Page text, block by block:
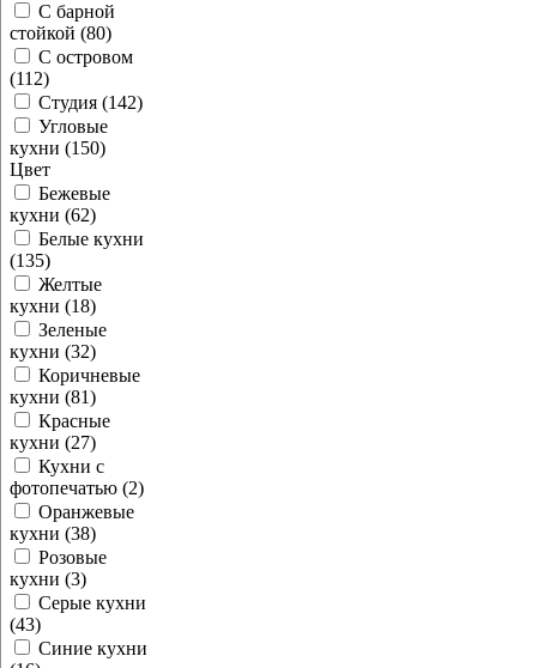
С барной
стойкой (80)
С островом
(112)
Студия (142)
Угловые
кухни (150)
Цвет
Бежевые
кухни (62)
Белые кухни
(135)
Желтые
кухни (18)
Зеленые
кухни (32)
Коричневые
кухни (81)
Красные
кухни (27)
Кухни с
фотопечатью (2)
Оранжевые
кухни (38)
Розовые
кухни (3)
Серые кухни
(43)
Синие кухни